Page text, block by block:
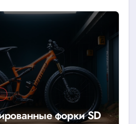
форки SD